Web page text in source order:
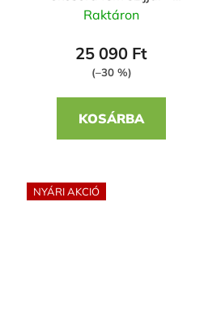
szilikon szíjjal
Raktáron
25 090 Ft
(–30 %)
KOSÁRBA
NYÁRI AKCIÓ